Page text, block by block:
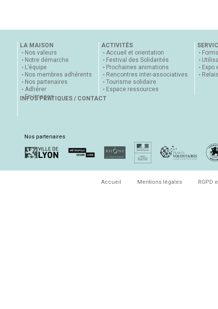
LA MAISON
Nos valeurs
Notre démarche
L’équipe
Nos membres adhérents
Nos partenaires
Adhérer
En images
ACTIVITÉS
Accueil et orientation
Festival des Solidarités
Prochaines animations
Rencontres inter-associatives
Tourisme solidaire
Espace ressources
Expo
INFOS PRATIQUES / CONTACT
Nos partenaires
Accueil Mentions légales RGPD